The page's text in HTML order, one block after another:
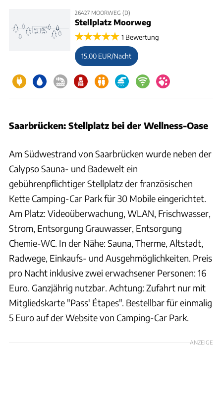
26427 MOORWEG (D)
Stellplatz Moorweg
1 Bewertung
15,00 EUR/Nacht
Saarbrücken: Stellplatz bei der Wellness-Oase
Am Südwestrand von Saarbrücken wurde neben der
Calypso Sauna- und Badewelt ein
gebührenpflichtiger Stellplatz der französischen
Kette Camping-Car Park für 30 Mobile eingerichtet.
Am Platz: Videoüberwachung, WLAN, Frischwasser,
Strom, Entsorgung Grauwasser, Entsorgung
Chemie-WC. In der Nähe: Sauna, Therme, Altstadt,
Radwege, Einkaufs- und Ausgehmöglichkeiten. Preis
pro Nacht inklusive zwei erwachsener Personen: 16
Euro. Ganzjährig nutzbar. Achtung: Zufahrt nur mit
Mitgliedskarte "Pass' Étapes". Bestellbar für einmalig
5 Euro auf der Website von Camping-Car Park.
ANZEIGE